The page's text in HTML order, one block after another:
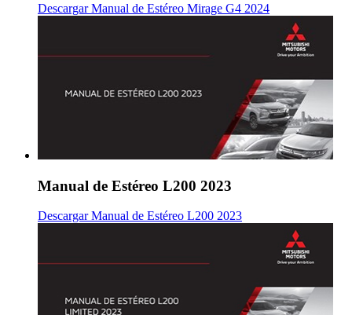
Descargar Manual de Estéreo Mirage G4 2024
Manual de Estéreo L200 2023
Descargar Manual de Estéreo L200 2023